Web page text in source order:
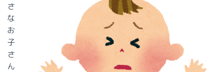
さ
な
お
子
さ
ん